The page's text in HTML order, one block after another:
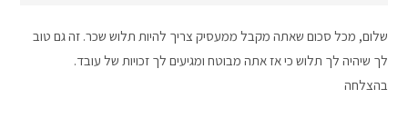
שלום, מכל סכום שאתה מקבל ממעסיק צריך להיות תלוש שכר. זה גם טוב
לך שיהיה לך תלוש כי אז אתה מבוטח ומגיעים לך זכויות של עובד.
בהצלחה